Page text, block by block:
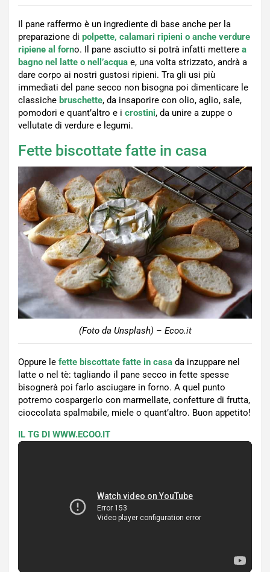
Il pane raffermo è un ingrediente di base anche per la
preparazione di polpette, calamari ripieni o anche verdure
ripiene al forno. Il pane asciutto si potrà infatti mettere a
bagno nel latte o nell’acqua e, una volta strizzato, andrà a
dare corpo ai nostri gustosi ripieni. Tra gli usi più
immediati del pane secco non bisogna poi dimenticare le
classiche bruschette, da insaporire con olio, aglio, sale,
pomodori e quant’altro e i crostini, da unire a zuppe o
vellutate di verdure e legumi.
Fette biscottate fatte in casa
(Foto da Unsplash) – Ecoo.it
Oppure le fette biscottate fatte in casa da inzuppare nel
latte o nel tè: tagliando il pane secco in fette spesse
bisognerà poi farlo asciugare in forno. A quel punto
potremo cospargerlo con marmellate, confetture di frutta,
cioccolata spalmabile, miele o quant’altro. Buon appetito!
IL TG DI WWW.ECOO.IT